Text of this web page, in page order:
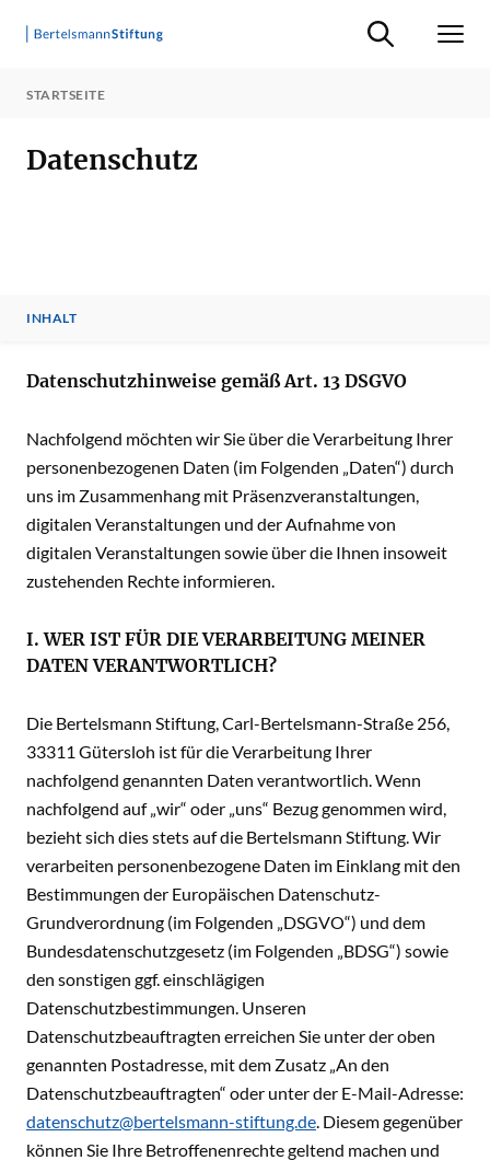
Suche ein-/
STARTSEITE
Datenschutz
INHALT
INHALT
Datenschutzhinweise gemäß Art. 13 DSGVO
Nachfolgend möchten wir Sie über die Verarbeitung Ihrer
personenbezogenen Daten (im Folgenden „Daten“) durch
uns im Zusammenhang mit Präsenzveranstaltungen,
digitalen Veranstaltungen und der Aufnahme von
digitalen Veranstaltungen sowie über die Ihnen insoweit
zustehenden Rechte informieren.
I. WER IST FÜR DIE VERARBEITUNG MEINER
DATEN VERANTWORTLICH?
Die Bertelsmann Stiftung, Carl-Bertelsmann-Straße 256,
33311 Gütersloh ist für die Verarbeitung Ihrer
nachfolgend genannten Daten verantwortlich. Wenn
nachfolgend auf „wir“ oder „uns“ Bezug genommen wird,
bezieht sich dies stets auf die Bertelsmann Stiftung. Wir
verarbeiten personenbezogene Daten im Einklang mit den
Bestimmungen der Europäischen Datenschutz-
Grundverordnung (im Folgenden „DSGVO“) und dem
Bundesdatenschutzgesetz (im Folgenden „BDSG“) sowie
den sonstigen ggf. einschlägigen
Datenschutzbestimmungen. Unseren
Datenschutzbeauftragten erreichen Sie unter der oben
genannten Postadresse, mit dem Zusatz „An den
Datenschutzbeauftragten“ oder unter der E-Mail-Adresse:
datenschutz@bertelsmann-stiftung.de. Diesem gegenüber
können Sie Ihre Betroffenenrechte geltend machen und